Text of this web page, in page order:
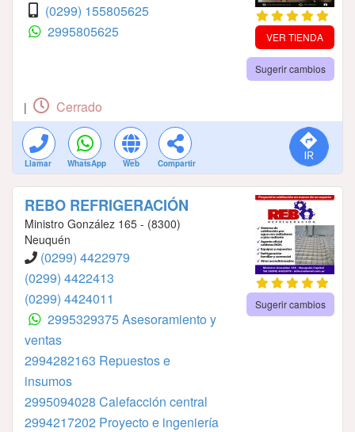
(0299) 155805625
2995805625
VER TIENDA
Sugerir cambios
| Cerrado
Llamar WhatsApp Web Compartir
REBO REFRIGERACIÓN
Ministro González 165 - (8300)
Neuquén
(0299) 4422979
(0299) 4422413
(0299) 4424011
2995329375 Asesoramiento y
ventas
2994282163⁣⁣⁣⁣⁣⁣⁣⁣⁣⁣⁣⁣⁣⁣⁣ ⁣⁣⁣⁣⁣⁣⁣⁣⁣⁣⁣⁣⁣⁣⁣Repuestos e
insumos
2995094028⁣⁣⁣⁣⁣⁣⁣⁣⁣⁣⁣⁣⁣⁣⁣ Calefacción central
2994217202⁣⁣⁣⁣⁣⁣⁣⁣⁣⁣⁣⁣⁣ Proyecto e ingeniería
Sugerir cambios